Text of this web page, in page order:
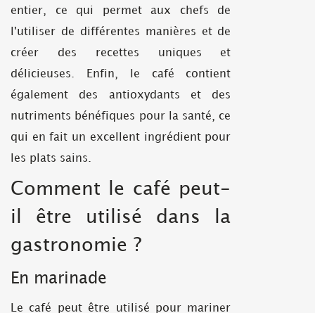
entier, ce qui permet aux chefs de
l'utiliser de différentes manières et de
créer des recettes uniques et
délicieuses. Enfin, le café contient
également des antioxydants et des
nutriments bénéfiques pour la santé, ce
qui en fait un excellent ingrédient pour
les plats sains.
Comment le café peut-
il être utilisé dans la
gastronomie ?
En marinade
Le café peut être utilisé pour mariner